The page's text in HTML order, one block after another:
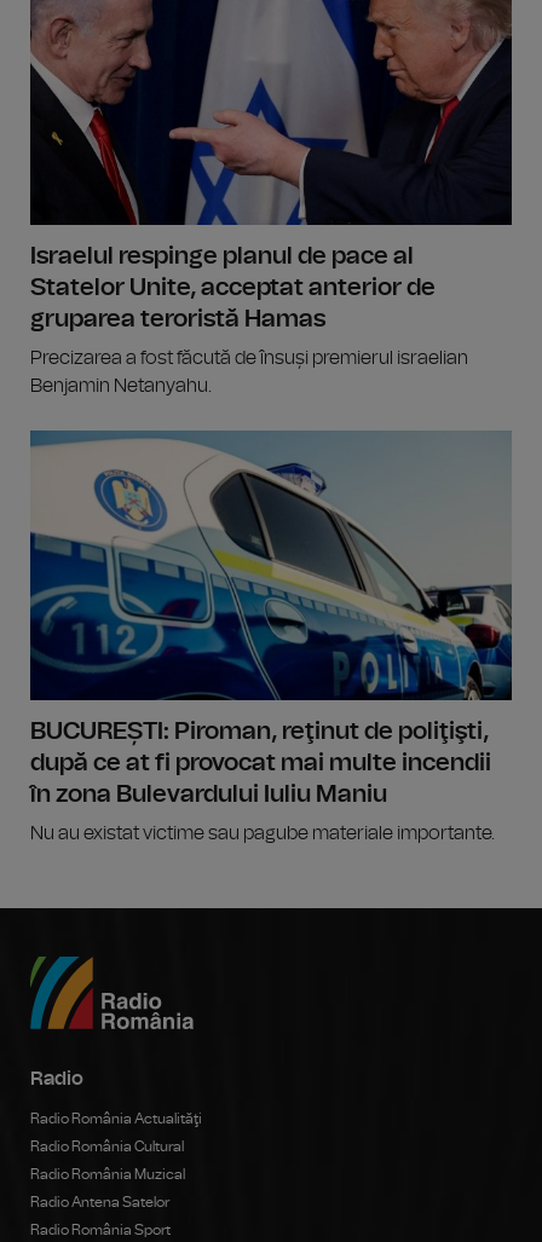
Israelul respinge planul de pace al
Statelor Unite, acceptat anterior de
gruparea teroristă Hamas
Precizarea a fost făcută de însuși premierul israelian
Benjamin Netanyahu.
BUCUREȘTI: Piroman, reţinut de poliţişti,
după ce at fi provocat mai multe incendii
în zona Bulevardului Iuliu Maniu
Nu au existat victime sau pagube materiale importante.
Radio
Radio România Actualităţi
Radio România Cultural
Radio România Muzical
Radio Antena Satelor
Radio România Sport